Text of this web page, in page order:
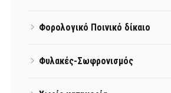
Φορολογικό Ποινικό δίκαιο
Φυλακές-Σωφρονισμός